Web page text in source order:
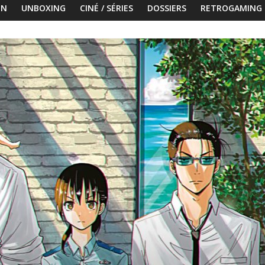
UNBOXING CINÉ / SÉRIES DOSSIERS RETROGAMING